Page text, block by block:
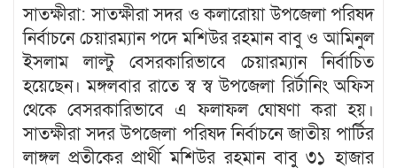
সাতক্ষীরা: সাতক্ষীরা সদর ও কলারোয়া উপজেলা পরিষদ
নির্বাচনে চেয়ারম্যান পদে মশিউর রহমান বাবু ও আমিনুল
ইসলাম লাল্টু বেসরকারিভাবে চেয়ারম্যান নির্বাচিত
হয়েছেন। মঙ্গলবার রাতে স্ব স্ব উপজেলা রির্টানিং অফিস
থেকে বেসরকারিভাবে এ ফলাফল ঘোষণা করা হয়।
সাতক্ষীরা সদর উপজেলা পরিষদ নির্বাচনে জাতীয় পার্টির
লাঙ্গল প্রতীকের প্রার্থী মশিউর রহমান বাবু ৩১ হাজার